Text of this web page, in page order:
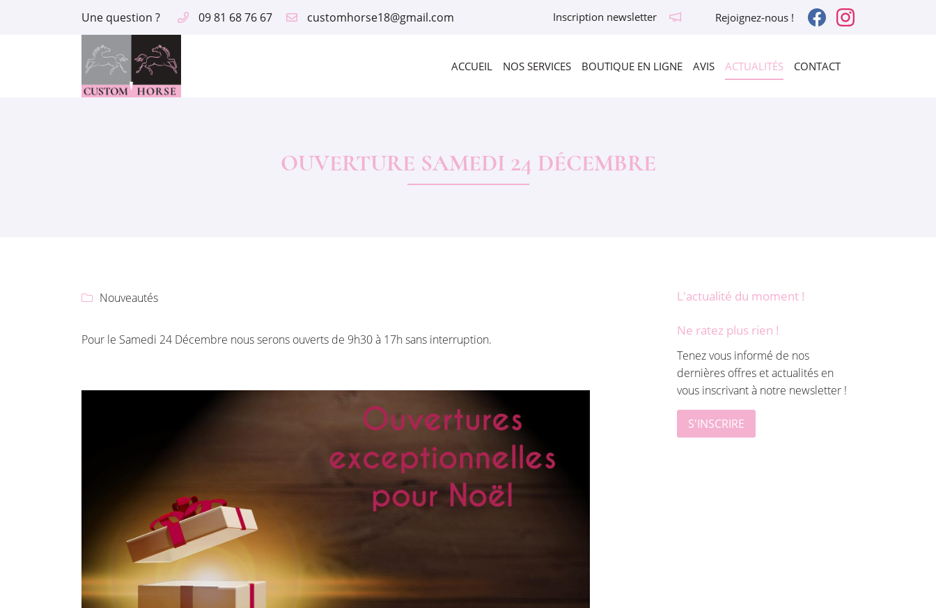
Une question ? 09 81 68 76 67 Inscription newsletter Rejoignez-nous !
ACCUEIL NOS SERVICES BOUTIQUE EN LIGNE AVIS ACTUALITÉS CONTACT
2 route des Aix
18390 Saint Germain du Puy
09 81 68 76 67
OUVERTURE SAMEDI 24 DÉCEMBRE
 Nouveautés
Pour le Samedi 24 Décembre nous serons ouverts de 9h30 à 17h sans interruption.
L'actualité du moment !
Ne ratez plus rien !
Tenez vous informé de nos
dernières offres et actualités en
vous inscrivant à notre newsletter !
S'INSCRIRE